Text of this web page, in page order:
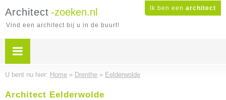
Ik ben een architect
Architect -zoeken.nl
Vind een architect bij u in de buurt!
U bent nu hier: Home » Drenthe » Eelderwolde
Architect Eelderwolde